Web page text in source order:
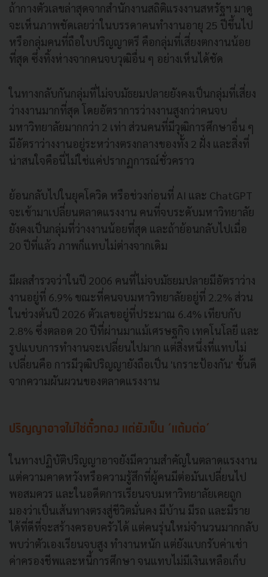
ถ้ากางตัวเลขล่าสุดจากสำนักงานสถิติแรงงานสหรัฐฯ มาดู
จะเห็นภาพชัดเลยว่าในบรรดาคนทำงานอายุ 25 ปีขึ้นไป
หรือกลุ่มคนที่ถือใบปริญญาตรี คือกลุ่มที่เสี่ยงตกงานน้อย
ที่สุด ซึ่งทิ้งห่างจากคนจบวุฒิอื่น ๆ อย่างเห็นได้ชัด
ในทางกลับกันกลุ่มที่ไม่จบมัธยมปลายยังคงเป็นกลุ่มที่เสี่ยง
ว่างงานมากที่สุด โดยอัตราการว่างงานสูงกว่าคนจบ
มหาวิทยาลัยมากกว่า 2 เท่า ส่วนคนที่มีวุฒิการศึกษาอื่น ๆ
มีอัตราว่างงานอยู่ระหว่างตรงกลางของทั้ง 2 ฝั่ง และสิ่งที่
น่าสนใจคือนี่ไม่ใช่แค่ปรากฏการณ์ชั่วคราว
ย้อนกลับไปในยุคโควิด หรือช่วงก่อนที่ AI และ ChatGPT
จะเข้ามาเปลี่ยนตลาดแรงงาน คนที่จบระดับมหาวิทยาลัย
ยังคงเป็นกลุ่มที่ว่างงานน้อยที่สุด และถ้าย้อนกลับไปเมื่อ
20 ปีที่แล้ว ภาพก็แทบไม่ต่างจากเดิม
มีผลสำรวจว่าในปี 2006 คนที่ไม่จบมัธยมปลายมีอัตราว่าง
งานอยู่ที่ 6.9% ขณะที่คนจบมหาวิทยาลัยอยู่ที่ 2.2% ส่วน
ในช่วงต้นปี 2026 ตัวเลขอยู่ที่ประมาณ 6.4% เทียบกับ
2.8% ซึ่งตลอด 20 ปีที่ผ่านมาแม้เศรษฐกิจ เทคโนโลยี และ
รูปแบบการทำงานจะเปลี่ยนไปมาก แต่สิ่งหนึ่งที่แทบไม่
เปลี่ยนคือ การมีวุฒิปริญญายังถือเป็น 'เกราะป้องกัน' ชั้นดี
จากความผันผวนของตลาดแรงงาน
ปริญญาอาจไม่ใช่ตั๋วทอง แต่ยังเป็น ‘แต้มต่อ’
ในทางปฏิบัติปริญญาอาจยังมีความสำคัญในตลาดแรงงาน
แต่ความคาดหวังหรือความรู้สึกที่ผู้คนมีต่อมันเปลี่ยนไป
พอสมควร และในอดีตการเรียนจบมหาวิทยาลัยเคยถูก
มองว่าเป็นเส้นทางตรงสู่ชีวิตมั่นคง มีบ้าน มีรถ และมีราย
ได้ที่ดีที่จะสร้างครอบครัวได้ แต่คนรุ่นใหม่จำนวนมากกลับ
พบว่าตัวเองเรียนจบสูง ทำงานหนัก แต่ยังแบกรับค่าเช่า
ค่าครองชีพและหนี้การศึกษา จนแทบไม่มีเงินเหลือเก็บ